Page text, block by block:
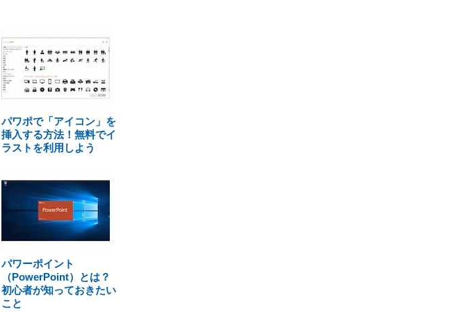
パワポで「アイコン」を
挿入する方法！無料でイ
ラストを利用しよう
パワーポイント
（PowerPoint）とは？
初心者が知っておきたい
こと